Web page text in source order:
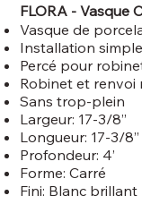
FLORA - Vasque
Vasque de
Installation
Percé pour
Robinet et renvoi
Sans trop-plein
Largeur: 17-3/8’’
Longueur: 17-3/8’’
Profondeur: 4’
Forme: Carré
Fini: Blanc brillant